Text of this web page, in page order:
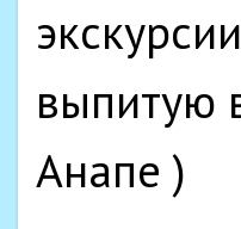
выпитую
Анапе )